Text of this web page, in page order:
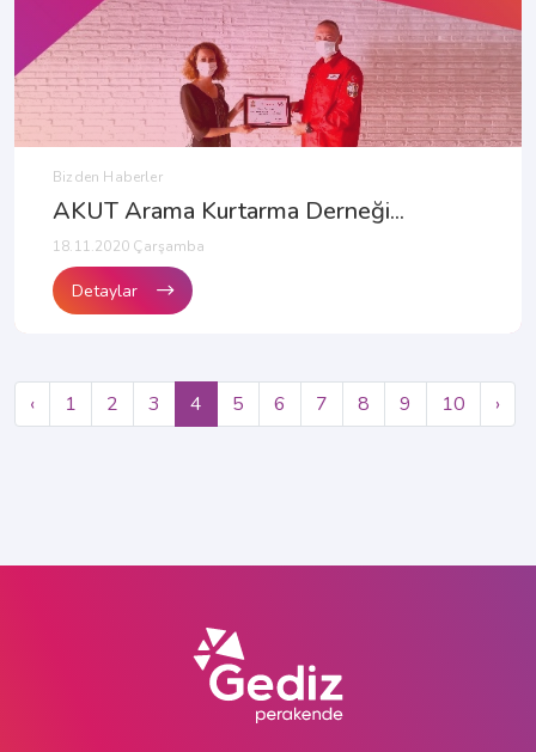
Bizden Haberler
AKUT Arama Kurtarma Derneği...
18.11.2020 Çarşamba
Detaylar
‹ 1 2 3 4 5 6 7 8 9 10 ›